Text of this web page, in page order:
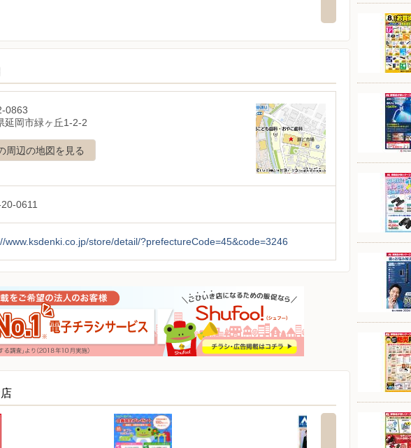
0863
延岡市緑ヶ丘1-2-2
周辺の地図を見る
0611
www.ksdenki.co.jp/store/detail/?prefectureCode=45&code=3246